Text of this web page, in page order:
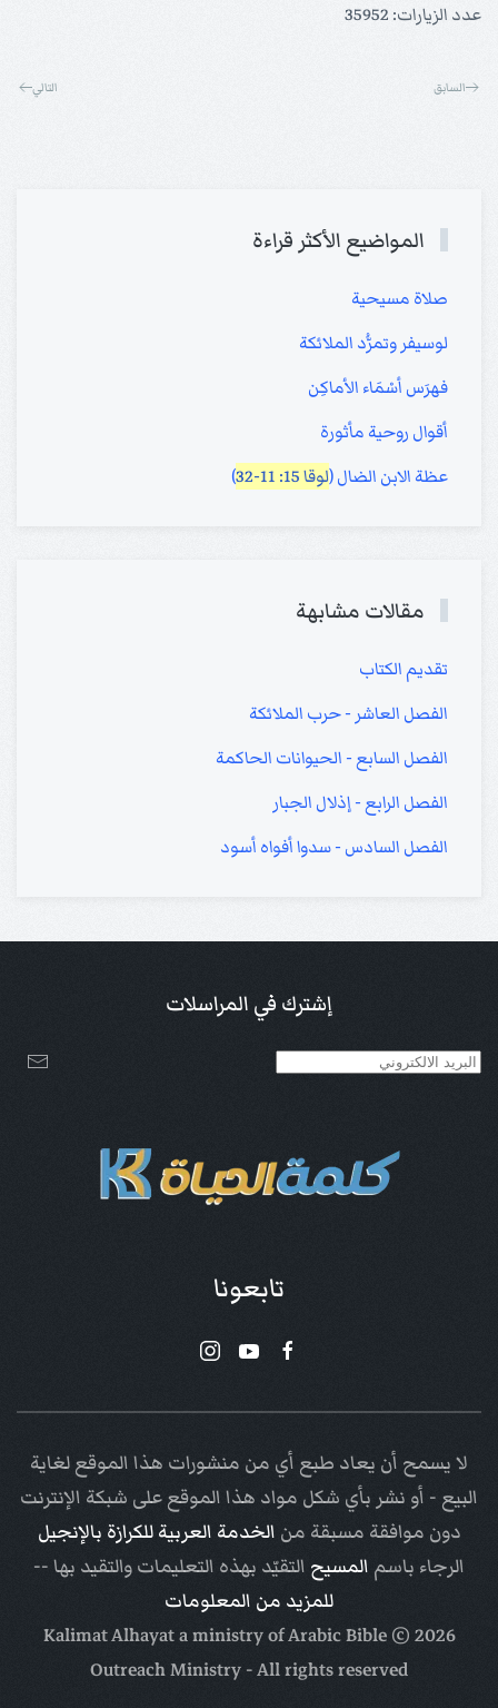
عدد الزيارات: 35952
السابق التالي
المواضيع الأكثر قراءة
صلاة مسيحية
لوسيفر وتمرُّد الملائكة
فهرَس أسْمَاء الأماكِن
أقوال روحية مأثورة
عظة الابن الضال (لوقا 15: 11-32 )
مقالات مشابهة
تقديم الكتاب
الفصل العاشر - حرب الملائكة
الفصل السابع - الحيوانات الحاكمة
الفصل الرابع - إذلال الجبار
الفصل السادس - سدوا أفواه أسود
إشترك في المراسلات
تابعونا
لا يسمح أن يعاد طبع أي من منشورات هذا الموقع لغاية
البيع - أو نشر بأي شكل مواد هذا الموقع على شبكة الإنترنت
دون موافقة مسبقة من الخدمة العربية للكرازة بالإنجيل
الرجاء باسم المسيح التقيّد بهذه التعليمات والتقيد بها --
للمزيد من المعلومات
2026
© Kalimat Alhayat a ministry of
Arabic Bible
Outreach Ministry- All rights reserved